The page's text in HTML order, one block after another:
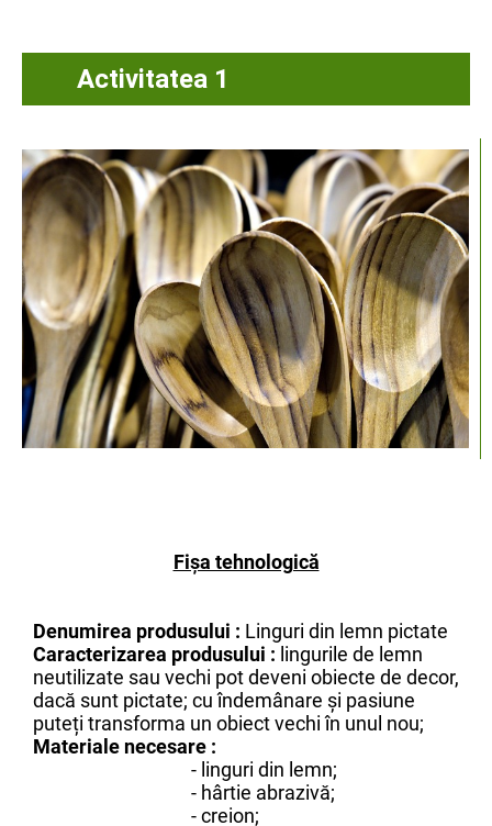
Activitatea 1
Fişa tehnologică
Denumirea produsului : Linguri din lemn pictate
Caracterizarea produsului : lingurile de lemn
neutilizate sau vechi pot deveni obiecte de decor,
dacă sunt pictate; cu îndemânare și pasiune
puteți transforma un obiect vechi în unul nou;
Materiale necesare :
- linguri din lemn;
- hârtie abrazivă;
- creion;